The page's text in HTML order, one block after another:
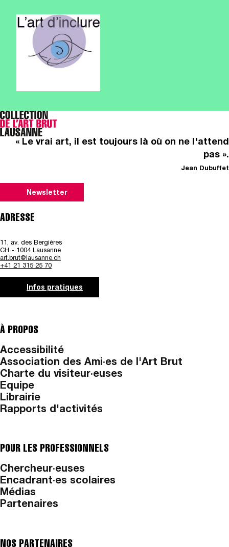
« Le vrai art, il est toujours là où on ne l'attend
pas ».
Jean Dubuffet
Newsletter
ADRESSE
11, av. des Bergières
CH - 1004 Lausanne
art.brut@lausanne.ch
+41 21 315 25 70
Infos pratiques
À PROPOS
Accessibilité
Association des Ami·es de l'Art Brut
Charte du visiteur·euses
Equipe
Librairie
Rapports d'activités
POUR LES PROFESSIONNELS
Chercheur·euses
Encadrant·es scolaires
Médias
Partenaires
NOS PARTENAIRES